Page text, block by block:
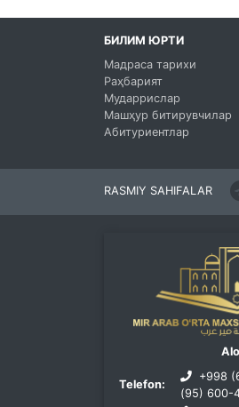
БИЛИМ ЮРТИ
Мадраса тарихи
Раҳбарият
Мударрислар
Машҳур битирувчилар
Абитуриентлар
RASMIY SAHIFALAR
Telefon:
+998
(95) 600-